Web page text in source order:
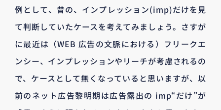
例として、昔の、インプレッション(imp)だけを見
て判断していたケースを考えてみましょう。さすが
に最近は（WEB 広告の文脈における）フリークエ
ンシー、インプレッションやリーチが考慮されるの
で、ケースとして無くなっていると思いますが、以
前のネット広告黎明期は広告露出の imp“だけ”が